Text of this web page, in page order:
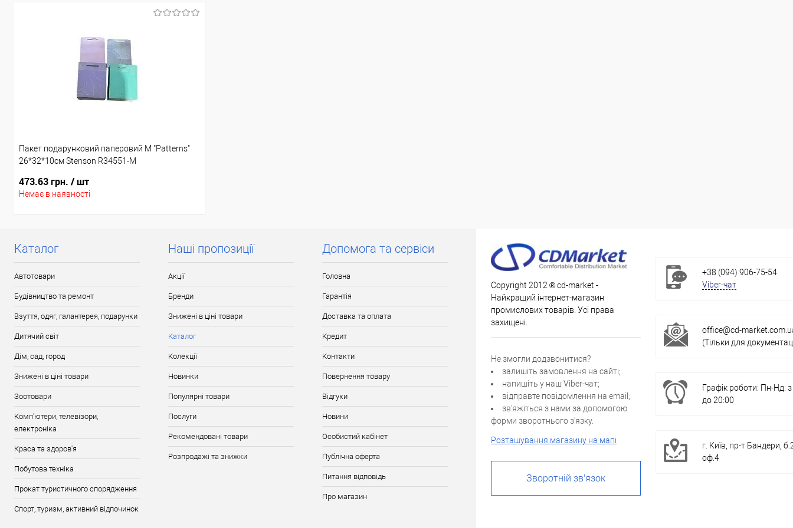
[Ціна за упаковку 12 шт.] Відправка тільки Новою
поштою протягом 2-5 днів після повної передоплати
Пакет подарунковий паперовий M "Patterns"
26*32*10см Stenson R34551-M
473.63 грн. / шт
Немає в наявності
Каталог
Автотовари
Будівництво та ремонт
Взуття, одяг, галантерея, подарунки
Дитячий світ
Дім, сад, город
Знижені в ціні товари
Зоотовари
Комп'ютери, телевізори,
електроніка
Краса та здоров'я
Побутова техніка
Прокат туристичного спорядження
Спорт, туризм, активний відпочинок
Наші пропозиції
Акції
Бренди
Знижені в ціні товари
Каталог
Колекції
Новинки
Популярні товари
Послуги
Рекомендовані товари
Розпродажі та знижки
Допомога та сервіси
Головна
Гарантія
Доставка та оплата
Кредит
Контакти
Повернення товару
Відгуки
Новини
Особистий кабінет
Публічна оферта
Питання відповідь
Про магазин
Copyright 2012 ® cd-market -
Найкращий інтернет-магазин
промислових товарів. Усі права
захищені.
Не змогли додзвонитися?
залишіть замовлення на сайті;
напишіть у наш Viber-чат;
відправте повідомлення на email;
зв'яжіться з нами за допомогою
форми зворотнього з'язку.
Розташування магазину на мапі
Зворотній зв'язок
+38 (094) 906-75-54
Viber-чат
office@cd-
(Тільки для
Графік роботи: Пн-Нд:
до 20:00
г. Київ, пр-т Бандери,
оф.4